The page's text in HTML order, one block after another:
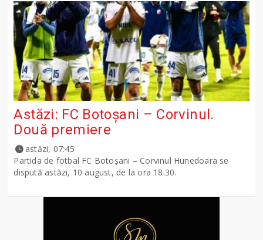
Astăzi: FC Botoșani – Corvinul.
Două premiere
astăzi, 07:45
Partida de fotbal FC Botoșani – Corvinul Hunedoara se
dispută astăzi, 10 august, de la ora 18.30.